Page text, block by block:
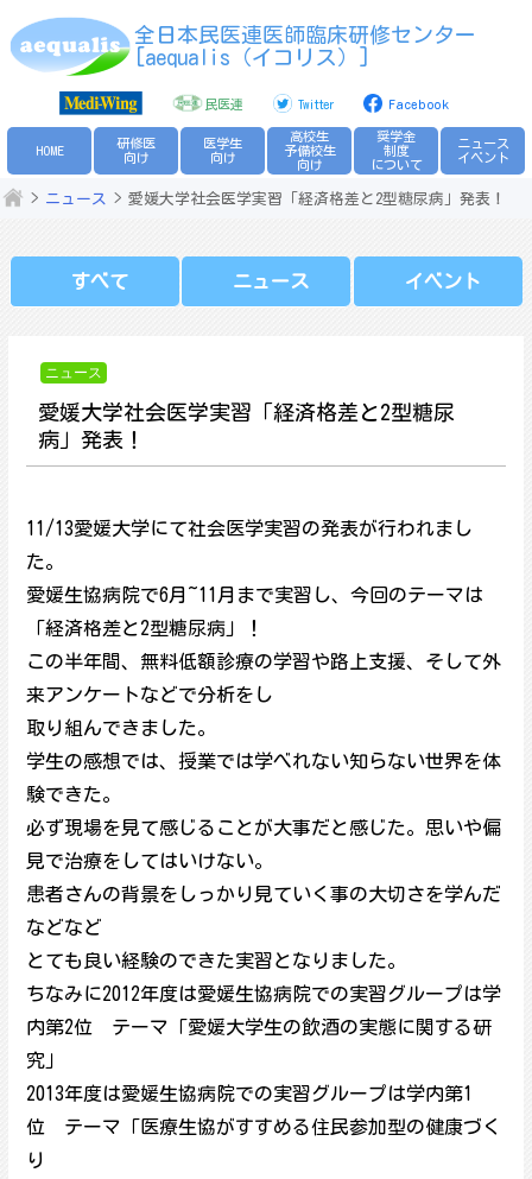
to
全日本民医連医師臨床研修センター
[aequalis（イコリス）]
民医連 Twitter Facebook
HOME
研修医
向け
医学生
向け
高校生
予備校生
向け
奨学金
制度
について
ニュース
イベント
ニュース 愛媛大学社会医学実習「経済格差と2型糖尿病」発表！
すべて ニュース イベント
ニュース
愛媛大学社会医学実習「経済格差と2型糖尿
病」発表！
11/13愛媛大学にて社会医学実習の発表が行われまし
た。
愛媛生協病院で6月~11月まで実習し、今回のテーマは
「経済格差と2型糖尿病」！
この半年間、無料低額診療の学習や路上支援、そして外
来アンケートなどで分析をし
取り組んできました。
学生の感想では、授業では学べれない知らない世界を体
験できた。
必ず現場を見て感じることが大事だと感じた。思いや偏
見で治療をしてはいけない。
患者さんの背景をしっかり見ていく事の大切さを学んだ
などなど
とても良い経験のできた実習となりました。
ちなみに2012年度は愛媛生協病院での実習グループは学
内第2位 テーマ「愛媛大学生の飲酒の実態に関する研
究」
2013年度は愛媛生協病院での実習グループは学内第1
位 テーマ「医療生協がすすめる住民参加型の健康づく
り